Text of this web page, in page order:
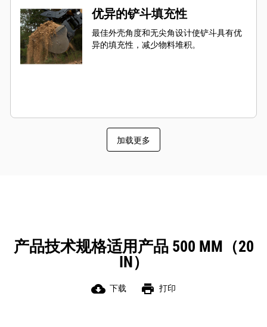
优异的铲斗填充性
最佳外壳角度和无尖角设计使铲斗具有优
异的填充性，减少物料堆积。
加载更多
产品技术规格适用产品 500 MM（20
IN）
cloud_download 下载 print 打印